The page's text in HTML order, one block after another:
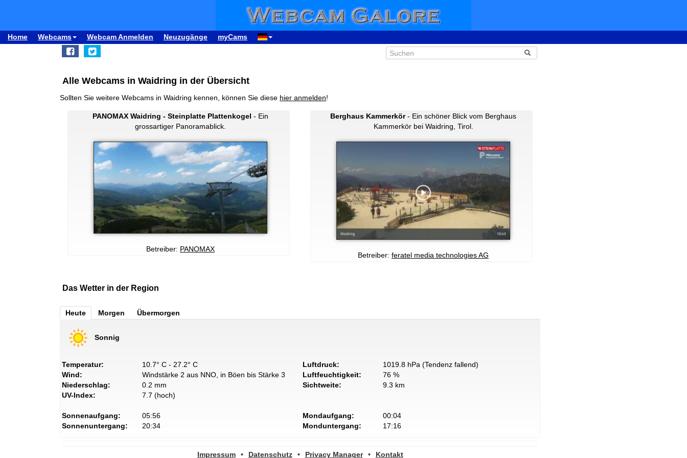
Home Webcams Webcam Anmelden Neuzugänge myCams
Alle Webcams in Waidring in der Übersicht
Sollten Sie weitere Webcams in Waidring kennen, können Sie diese hier anmelden!
PANOMAX Waidring - Steinplatte Plattenkogel - Ein
grossartiger Panoramablick.
Betreiber: PANOMAX
Berghaus Kammerkör- Ein schöner Blick vom Berghaus
Kammerkör bei Waidring, Tirol.
Betreiber: feratel media technologies AG
Das Wetter in der Region
Heute Morgen Übermorgen
Sonnig
Temperatur:
10.7° C - 27.2° C
Wind:
Windstärke 2 aus NNO, in Böen bis Stärke 3
Niederschlag:
0.2 mm
UV-Index:
7.7 (hoch)
Luftdruck:
1019.8 hPa (Tendenz fallend)
Luftfeuchtigkeit:
76 %
Sichtweite:
9.3 km
Sonnenaufgang:
05:56
Sonnenuntergang:
20:34
Mondaufgang:
00:04
Monduntergang:
17:16
Impressum • Datenschutz • Privacy Manager • Kontakt